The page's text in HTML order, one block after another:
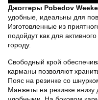
Джоггеры Pobedov
удобные, идеальны для
Изготовленные из
подойдут как для
городу.
Свободный крой
карманы позволяют
Пояс на резинке со
Манжеты на резинке